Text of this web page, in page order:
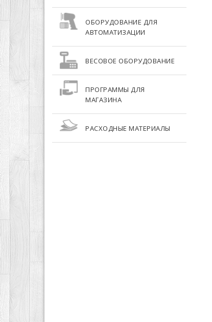
ОБОРУДОВАНИЕ ДЛЯ
АВТОМАТИЗАЦИИ
ВЕСОВОЕ ОБОРУДОВАНИЕ
ПРОГРАММЫ ДЛЯ
МАГАЗИНА
РАСХОДНЫЕ МАТЕРИАЛЫ